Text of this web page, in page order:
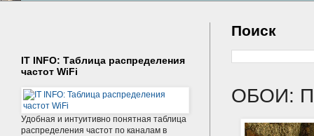
Поиск
ОБОИ:
IT INFO: Таблица распределения
частот WiFi
Удобная и интуитивно понятная таблица
распределения частот по каналам в